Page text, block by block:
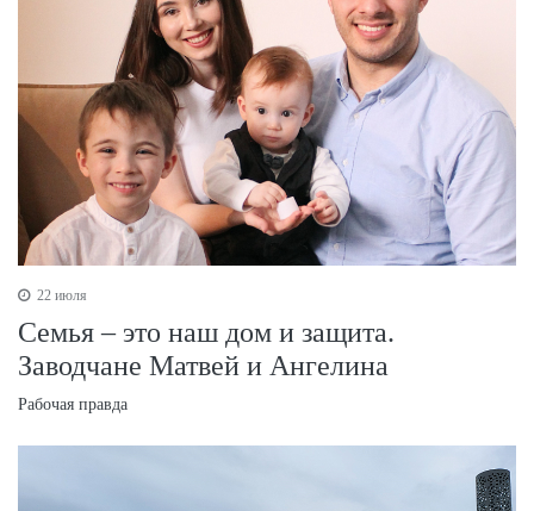
22 июля
Семья – это наш дом и защита.
Заводчане Матвей и Ангелина
Рабочая правда